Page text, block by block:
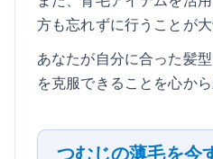
方も忘れずに行うことが大
あなたが自分に合った髪
を克服できることを心から
つむじの薄毛を今